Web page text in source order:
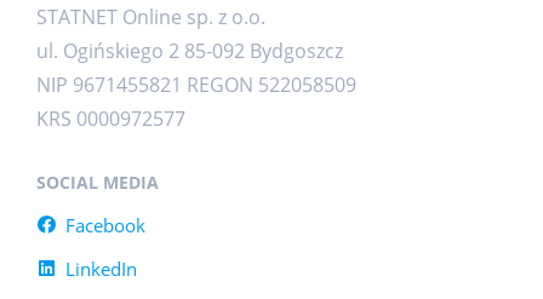
STATNET Online sp. z o.o.
ul. Ogińskiego 2 85-092 Bydgoszcz
NIP 9671455821 REGON 522058509
KRS 0000972577
SOCIAL MEDIA
Facebook
LinkedIn